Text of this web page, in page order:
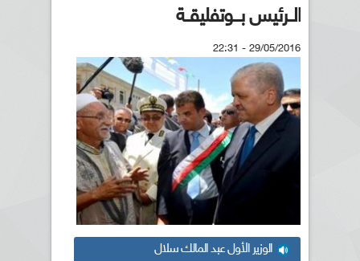
الــرئيس بـــوتفليقــة
29/05/2016 - 22:31
الوزير الأول عبد المالك سلال